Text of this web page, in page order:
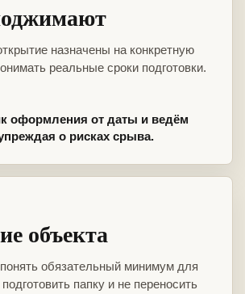
назначены на конкретную
реальные сроки подготовки.
оформления от даты и ведём
о рисках срыва.
объекта
обязательный минимум для
папку и не переносить